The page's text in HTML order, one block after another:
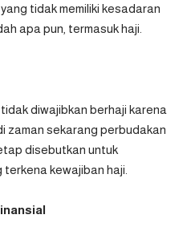
tidak memiliki kesadaran
apa pun, termasuk haji.
diwajibkan berhaji karena
zaman sekarang perbudakan
disebutkan untuk
kewajiban haji.